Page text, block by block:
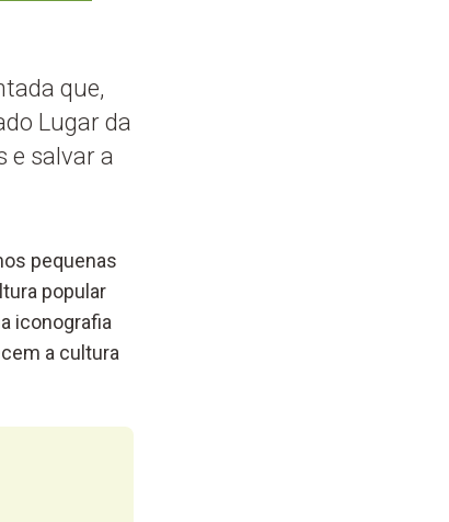
que,
Lugar da
e salvar a
pequenas
popular
iconografia
a cultura